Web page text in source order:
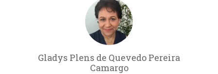
Gladys Plens de Quevedo Pereira
Camargo